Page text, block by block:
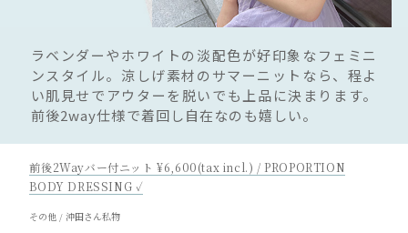
ラベンダーやホワイトの淡配色が好印象なフェミニ
ンスタイル。涼しげ素材のサマーニットなら、程よ
い肌見せでアウターを脱いでも上品に決まります。
前後2way仕様で着回し自在なのも嬉しい。
前後2Wayバー付ニット ¥6,600(tax incl.) / PROPORTION
BODY DRESSING ✓
その他 / 沖田さん私物